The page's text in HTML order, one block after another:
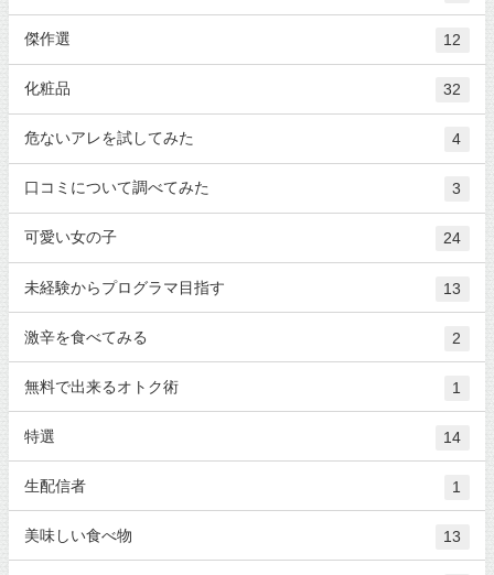
傑作選 12
化粧品 32
危ないアレを試してみた 4
口コミについて調べてみた 3
可愛い女の子 24
未経験からプログラマ目指す 13
激辛を食べてみる 2
無料で出来るオトク術 1
特選 14
生配信者 1
美味しい食べ物 13